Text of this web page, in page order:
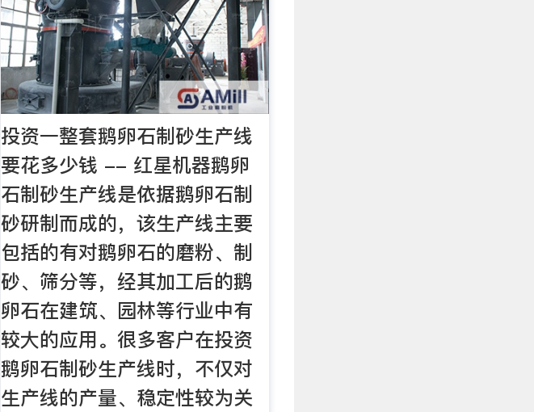
投资一整套鹅卵石制砂生产线
要花多少钱 -- 红星机器鹅卵
石制砂生产线是依据鹅卵石制
砂研制而成的，该生产线主要
包括的有对鹅卵石的磨粉、制
砂、筛分等，经其加工后的鹅
卵石在建筑、园林等行业中有
较大的应用。很多客户在投资
鹅卵石制砂生产线时，不仅对
生产线的产量、稳定性较为关